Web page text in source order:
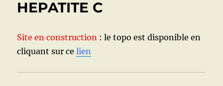
HEPATITE C
Site en construction : le topo est disponible en
cliquant sur celien